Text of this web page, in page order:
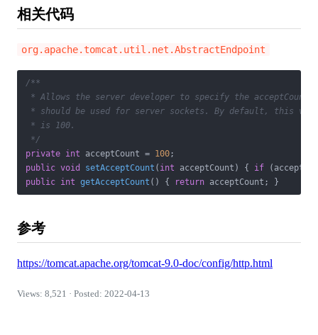
相关代码
org.apache.tomcat.util.net.AbstractEndpoint
/**
* Allows the server developer to specify the acceptCount
* should be used for server sockets. By default, this
* is 100.
*/
private int acceptCount = 100
public void setAcceptCount ( int acceptCount) { if
public int getAcceptCount () { return acceptCount; }
参考
https://tomcat.apache.org/tomcat-9.0-doc/config/http.html
Views: 8,521 · Posted: 2022-04-13